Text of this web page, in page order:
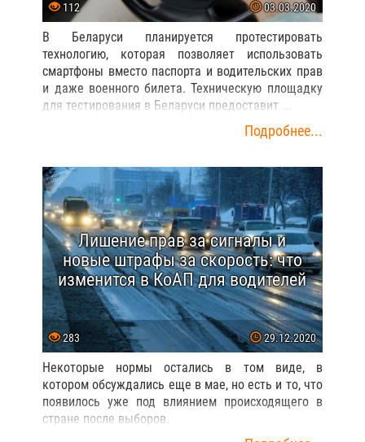
112 03.03.2020
В Беларуси планируется протестировать
технологию, которая позволяет использовать
смартфоны вместо паспорта и водительских прав
и даже военного билета. Техническую площадку
для тестирования в Беларуси предоставит ...
Подробнее...
Лишение прав за сигналы и
новые штрафы за скорость: что
изменится в КоАП для водителей
283 29.12.2020
Некоторые нормы остались в том виде, в
котором обсуждались еще в мае, но есть и то, что
появилось уже под влиянием происходящего в
стране после выборов.